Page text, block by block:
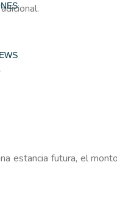
estancia futura, el